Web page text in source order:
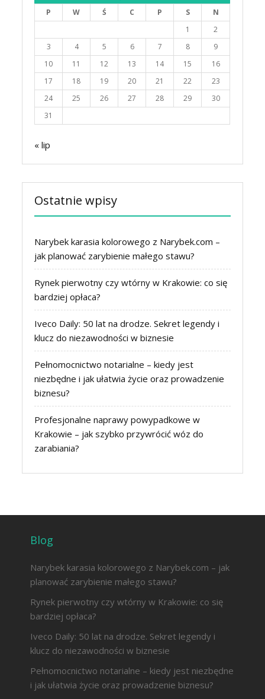
P W Ś C P S
N
1
2
3
4 5 6 7 8
9
10
11 12 13 14 15
16
17
18 19 20 21 22
23
24
25 26 27 28 29
30
31
« lip
Ostatnie wpisy
Narybek karasia kolorowego z Narybek.com –
jak planować zarybienie małego stawu?
Rynek pierwotny czy wtórny w Krakowie: co się
bardziej opłaca?
Iveco Daily: 50 lat na drodze. Sekret legendy i
klucz do niezawodności w biznesie
Pełnomocnictwo notarialne – kiedy jest
niezbędne i jak ułatwia życie oraz prowadzenie
biznesu?
Profesjonalne naprawy powypadkowe w
Krakowie – jak szybko przywrócić wóz do
zarabiania?
Blog
Narybek karasia kolorowego z Narybek.com – jak
planować zarybienie małego stawu?
Rynek pierwotny czy wtórny w Krakowie: co się
bardziej opłaca?
Iveco Daily: 50 lat na drodze. Sekret legendy i
klucz do niezawodności w biznesie
Pełnomocnictwo notarialne – kiedy jest niezbędne
i jak ułatwia życie oraz prowadzenie biznesu?